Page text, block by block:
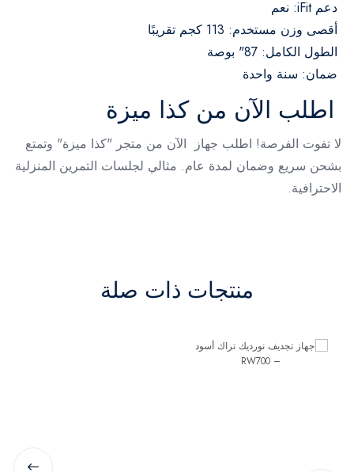
دعم iFit: نعم
أقصى وزن مستخدم: 113 كجم تقريبًا
الطول الكامل: 87" بوصة
ضمان: سنة واحدة
اطلب الآن من كذا ميزة
لا تفوت الفرصة! اطلب جهاز الآن من متجر "كذا ميزة" وتمتع
بشحن سريع وضمان لمدة عام. مثالي لجلسات التمرين المنزلية
الاحترافية.
منتجات ذات صلة